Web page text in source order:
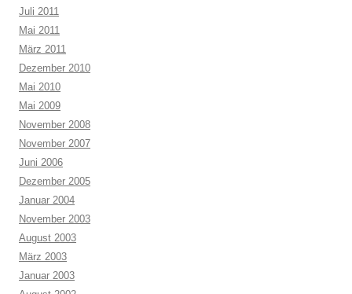
Juli 2011
Mai 2011
März 2011
Dezember 2010
Mai 2010
Mai 2009
November 2008
November 2007
Juni 2006
Dezember 2005
Januar 2004
November 2003
August 2003
März 2003
Januar 2003